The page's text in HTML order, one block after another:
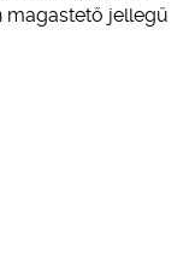
magastető jellegű